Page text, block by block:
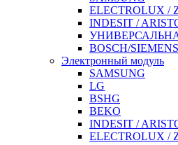
ELECTROLUX /
INDESIT /
BOSCH/
Электронный модуль
SAMSUNG
LG
BSHG
BEKO
INDESIT /
ELECTROLUX /